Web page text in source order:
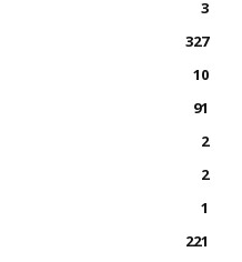
3
327
10
91
2
2
1
221